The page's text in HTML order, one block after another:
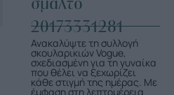
20173331281
Ανακαλύψτε τη συλλογή
σκουλαρικιών Vogue,
σχεδιασμένη για τη γυναίκα
που θέλει να ξεχωρίζει
κάθε στιγμή της ημέρας. Με
έμφαση στη λεπτομέρεια